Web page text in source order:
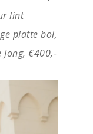
lint
platte bol,
€400,-